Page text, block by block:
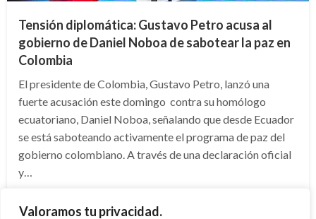
Valoramos tu privacidad.
Tensión diplomática: Gustavo Petro acusa al
gobierno de Daniel Noboa de sabotear la paz en
Colombia
El presidente de Colombia, Gustavo Petro, lanzó una
fuerte acusación este domingo contra su homólogo
ecuatoriano, Daniel Noboa, señalando que desde Ecuador
se está saboteando activamente el programa de paz del
gobierno colombiano. A través de una declaración oficial
y…
el